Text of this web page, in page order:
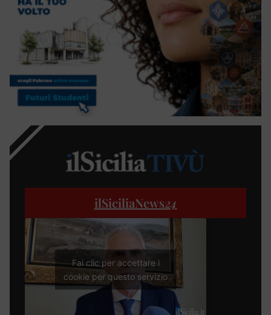
ilSiciliaNews24
Fai clic per accettare i
cookie per questo servizio